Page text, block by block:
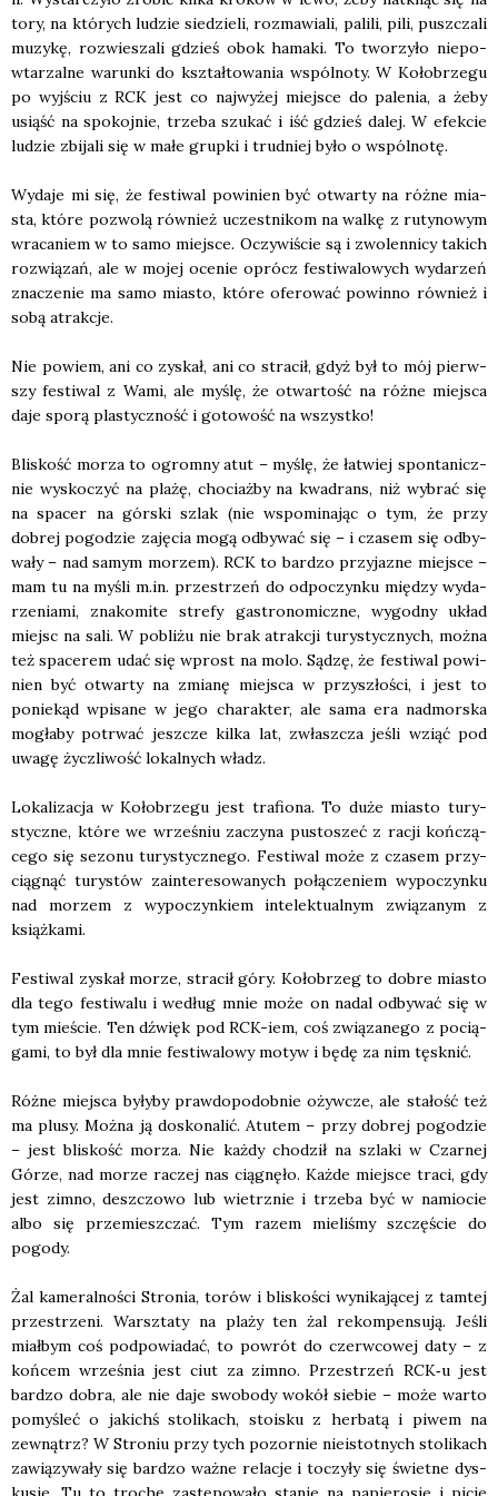
tory, na któ­rych ludzie sie­dzie­li, roz­ma­wia­li, pali­li, pili, pusz­cza­li
muzy­kę, roz­wie­sza­li gdzieś obok hama­ki. To two­rzy­ło nie­po­
wta­rzal­ne warun­ki do kształ­to­wa­nia wspól­no­ty. W Koło­brze­gu
po wyj­ściu z RCK jest co naj­wy­żej miej­sce do pale­nia, a żeby
usiąść na spo­koj­nie, trze­ba szu­kać i iść gdzieś dalej. W efek­cie
ludzie zbi­ja­li się w małe grup­ki i trud­niej było o wspól­no­tę.
Wyda­je mi się, że festi­wal powi­nien być otwar­ty na róż­ne mia­
sta, któ­re pozwo­lą rów­nież uczest­ni­kom na wal­kę z ruty­no­wym
wra­ca­niem w to samo miej­sce. Oczy­wi­ście są i zwo­len­ni­cy takich
roz­wią­zań, ale w mojej oce­nie oprócz festi­wa­lo­wych wyda­rzeń
zna­cze­nie ma samo mia­sto, któ­re ofe­ro­wać powin­no rów­nież i
sobą atrak­cje.
Nie powiem, ani co zyskał, ani co stra­cił, gdyż był to mój pierw­
szy festi­wal z Wami, ale myślę, że otwar­tość na róż­ne miej­sca
daje spo­rą pla­stycz­ność i goto­wość na wszyst­ko!
Bli­skość morza to ogrom­ny atut – myślę, że łatwiej spon­ta­nicz­
nie wysko­czyć na pla­żę, cho­ciaż­by na kwa­drans, niż wybrać się
na spa­cer na gór­ski szlak (nie wspo­mi­na­jąc o tym, że przy
dobrej pogo­dzie zaję­cia mogą odby­wać się – i cza­sem się odby­
wa­ły – nad samym morzem). RCK to bar­dzo przy­ja­zne miej­sce –
mam tu na myśli m.in. prze­strzeń do odpo­czyn­ku mię­dzy wyda­
rze­nia­mi, zna­ko­mi­te stre­fy gastro­no­micz­ne, wygod­ny układ
miejsc na sali. W pobli­żu nie brak atrak­cji tury­stycz­nych, moż­na
też spa­ce­rem udać się wprost na molo. Sądzę, że festi­wal powi­
nien być otwar­ty na zmia­nę miej­sca w przy­szło­ści, i jest to
ponie­kąd wpi­sa­ne w jego cha­rak­ter, ale sama era nad­mor­ska
mogła­by potrwać jesz­cze kil­ka lat, zwłasz­cza jeśli wziąć pod
uwa­gę życz­li­wość lokal­nych władz.
Loka­li­za­cja w Koło­brze­gu jest tra­fio­na. To duże mia­sto tury­
stycz­ne, któ­re we wrze­śniu zaczy­na pusto­szeć z racji koń­czą­
ce­go się sezo­nu tury­stycz­ne­go. Festi­wal może z cza­sem przy­
cią­gnąć tury­stów zain­te­re­so­wa­nych połą­cze­niem wypo­czyn­ku
nad morzem z wypo­czyn­kiem inte­lek­tu­al­nym zwią­za­nym z
książ­ka­mi.
Festi­wal zyskał morze, stra­cił góry. Koło­brzeg to dobre mia­sto
dla tego festi­wa­lu i według mnie może on nadal odby­wać się w
tym mie­ście. Ten dźwięk pod RCK-iem, coś zwią­za­ne­go z pocią­
ga­mi, to był dla mnie festi­wa­lo­wy motyw i będę za nim tęsk­nić.
Róż­ne miej­sca były­by praw­do­po­dob­nie ożyw­cze, ale sta­łość też
ma plu­sy. Moż­na ją dosko­na­lić. Atu­tem – przy dobrej pogo­dzie
– jest bli­skość morza. Nie każ­dy cho­dził na szla­ki w Czar­nej
Górze, nad morze raczej nas cią­gnę­ło. Każ­de miej­sce tra­ci, gdy
jest zim­no, desz­czo­wo lub wietrz­nie i trze­ba być w namio­cie
albo się prze­miesz­czać. Tym razem mie­li­śmy szczę­ście do
pogo­dy.
Żal kame­ral­no­ści Stro­nia, torów i bli­sko­ści wyni­ka­ją­cej z tam­tej
prze­strze­ni. Warsz­ta­ty na pla­ży ten żal rekom­pen­su­ją. Jeśli
miał­bym coś pod­po­wia­dać, to powrót do czerw­co­wej daty – z
koń­cem wrze­śnia jest ciut za zim­no. Prze­strzeń RCK‑u jest
bar­dzo dobra, ale nie daje swo­bo­dy wokół sie­bie – może war­to
pomy­śleć o jakichś sto­li­kach, sto­isku z her­ba­tą i piwem na
zewnątrz? W Stro­niu przy tych pozor­nie nie­istot­nych sto­li­kach
zawią­zy­wa­ły się bar­dzo waż­ne rela­cje i toczy­ły się świet­ne dys­